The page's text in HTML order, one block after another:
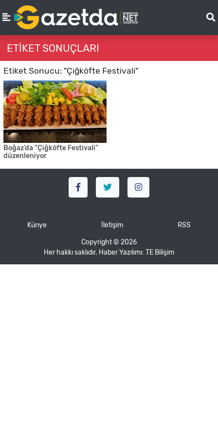
ETIKET SONUÇLARI
Etiket Sonucu: "Çiğköfte Festivali"
Boğaz’da “Çiğköfte Festivali”
düzenleniyor
Künye İletişim RSS
Copyright © 2026
Her hakkı saklıdır. Haber Yazılımı: TE Bilişim